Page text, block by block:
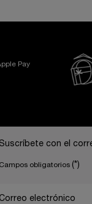
Pay
Suscríbete con el
Campos obligatorios (*)
electrónico